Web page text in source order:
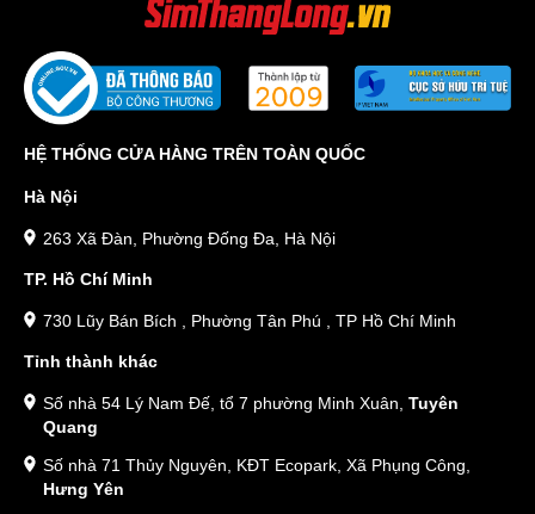
HỆ THỐNG CỬA HÀNG TRÊN TOÀN QUỐC
Hà Nội
263 Xã Đàn, Phường Đống Đa, Hà Nội
TP. Hồ Chí Minh
730 Lũy Bán Bích , Phường Tân Phú , TP Hồ Chí Minh
Tỉnh thành khác
Số nhà 54 Lý Nam Đế, tổ 7 phường Minh Xuân, Tuyên
Quang
Số nhà 71 Thủy Nguyên, KĐT Ecopark, Xã Phụng Công,
Hưng Yên